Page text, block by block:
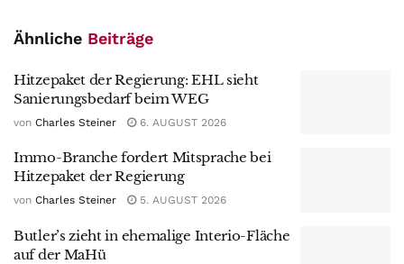
Ähnliche Beiträge
Hitzepaket der Regierung: EHL sieht
Sanierungsbedarf beim WEG
von Charles Steiner 6. AUGUST 2026
Immo-Branche fordert Mitsprache bei
Hitzepaket der Regierung
von Charles Steiner 5. AUGUST 2026
Butler’s zieht in ehemalige Interio-Fläche
auf der MaHü